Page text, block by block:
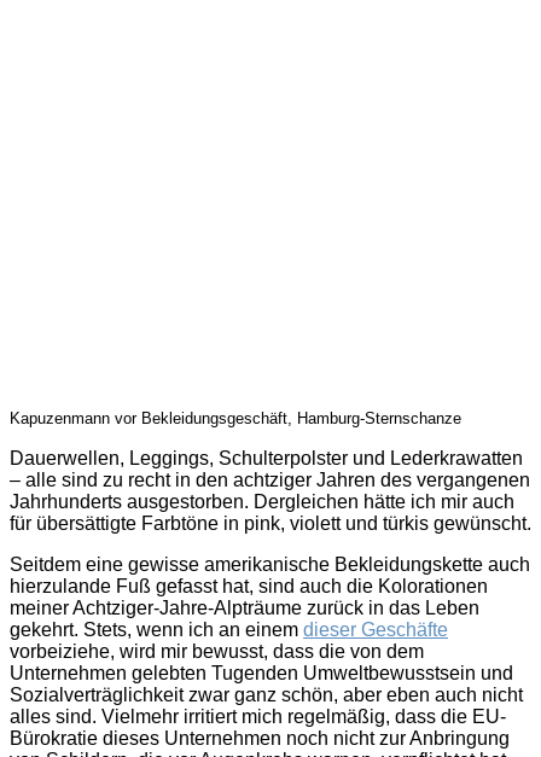
Kapuzenmann vor Bekleidungsgeschäft, Hamburg-Sternschanze
Dauerwellen, Leggings, Schulterpolster und Lederkrawatten
– alle sind zu recht in den achtziger Jahren des vergangenen
Jahrhunderts ausgestorben. Dergleichen hätte ich mir auch
für übersättigte Farbtöne in pink, violett und türkis gewünscht.
Seitdem eine gewisse amerikanische Bekleidungskette auch
hierzulande Fuß gefasst hat, sind auch die Kolorationen
meiner Achtziger-Jahre-Alpträume zurück in das Leben
gekehrt. Stets, wenn ich an einem dieser Geschäfte
vorbeiziehe, wird mir bewusst, dass die von dem
Unternehmen gelebten Tugenden Umweltbewusstsein und
Sozialverträglichkeit zwar ganz schön, aber eben auch nicht
alles sind. Vielmehr irritiert mich regelmäßig, dass die EU-
Bürokratie dieses Unternehmen noch nicht zur Anbringung